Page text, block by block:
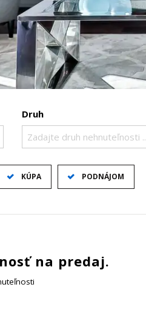
Druh
Zadajte druh nehnuteľnosti ..
KÚPA PODNÁJOM
na predaj.